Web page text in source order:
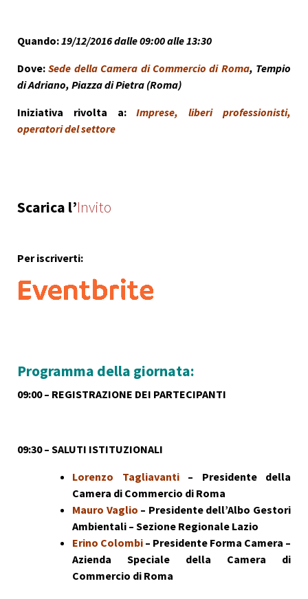
Quando:19/12/2016 dalle 09:00 alle 13:30
Dove:Sede della Camera di Commercio di Roma, Tempio
di Adriano, Piazza di Pietra (Roma)
Iniziativa rivolta a:
Imprese, liberi professionisti,
operatori del settore
Scarica l’Invito
Per iscriverti:
Programma della giornata:
09:00 – REGISTRAZIONE DEI PARTECIPANTI
09:30 – SALUTI ISTITUZIONALI
Lorenzo Tagliavanti – Presidente della
Camera di Commercio di Roma
Mauro Vaglio – Presidente dell’Albo Gestori
Ambientali – Sezione Regionale Lazio
Erino Colombi – Presidente Forma Camera –
Azienda Speciale della Camera di
Commercio di Roma